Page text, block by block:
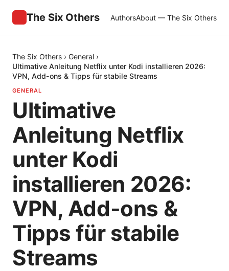
The Six Others AuthorsAbout — The Six Others
The Six Others › General ›
Ultimative Anleitung Netflix unter Kodi installieren 2026:
VPN, Add-ons & Tipps für stabile Streams
GENERAL
Ultimative
Anleitung Netflix
unter Kodi
installieren 2026:
VPN, Add-ons &
Tipps für stabile
Streams